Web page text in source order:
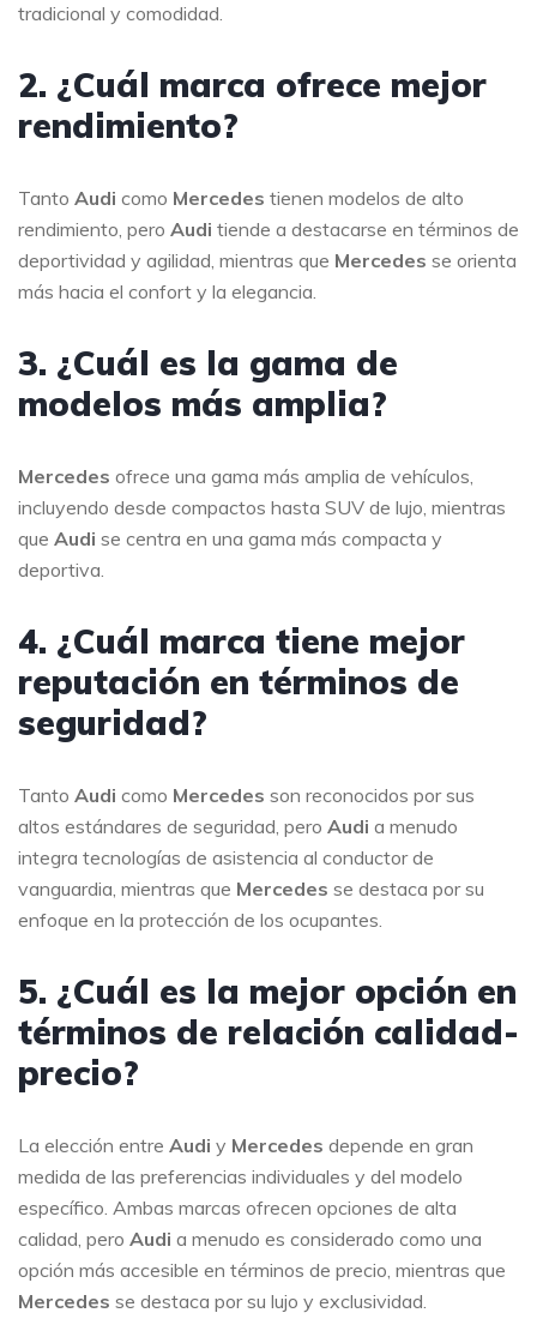
tradicional y comodidad.
2. ¿Cuál marca ofrece mejor
rendimiento?
Tanto Audi como Mercedes tienen modelos de alto
rendimiento, pero Audi tiende a destacarse en términos de
deportividad y agilidad, mientras que Mercedes se orienta
más hacia el confort y la elegancia.
3. ¿Cuál es la gama de
modelos más amplia?
Mercedes ofrece una gama más amplia de vehículos,
incluyendo desde compactos hasta SUV de lujo, mientras
que Audi se centra en una gama más compacta y
deportiva.
4. ¿Cuál marca tiene mejor
reputación en términos de
seguridad?
Tanto Audi como Mercedes son reconocidos por sus
altos estándares de seguridad, pero Audi a menudo
integra tecnologías de asistencia al conductor de
vanguardia, mientras que Mercedes se destaca por su
enfoque en la protección de los ocupantes.
5. ¿Cuál es la mejor opción en
términos de relación calidad-
precio?
La elección entre Audi y Mercedes depende en gran
medida de las preferencias individuales y del modelo
específico. Ambas marcas ofrecen opciones de alta
calidad, pero Audi a menudo es considerado como una
opción más accesible en términos de precio, mientras que
Mercedes se destaca por su lujo y exclusividad.